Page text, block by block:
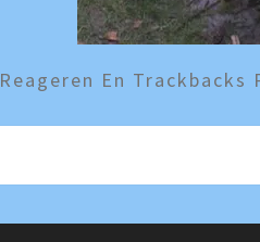
Reageren En